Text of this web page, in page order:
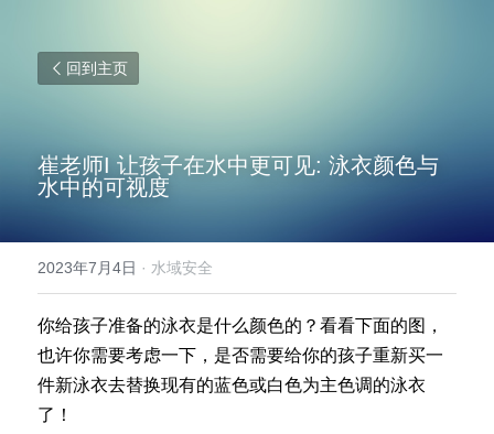
回到主页
崔老师I 让孩子在水中更可见: 泳衣颜色与
水中的可视度
2023年7月4日 · 水域安全
你给孩子准备的泳衣是什么颜色的？看看下面的图，
也许你需要考虑一下，是否需要给你的孩子重新买一
件新泳衣去替换现有的蓝色或白色为主色调的泳衣
了！